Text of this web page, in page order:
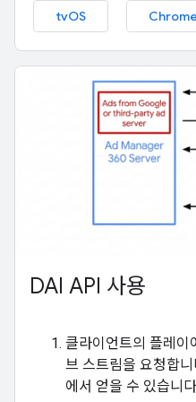
tvOS
DAI API 사용
클라이언트의 플레이
브 스트림을 요청합
에서 얻을 수 있습니다